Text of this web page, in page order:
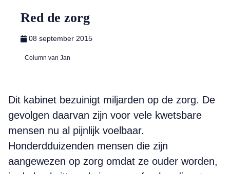
Red de zorg
08 september 2015
Column van Jan
Dit kabinet bezuinigt miljarden op de zorg. De
gevolgen daarvan zijn voor vele kwetsbare
mensen nu al pijnlijk voelbaar.
Honderdduizenden mensen die zijn
aangewezen op zorg omdat ze ouder worden,